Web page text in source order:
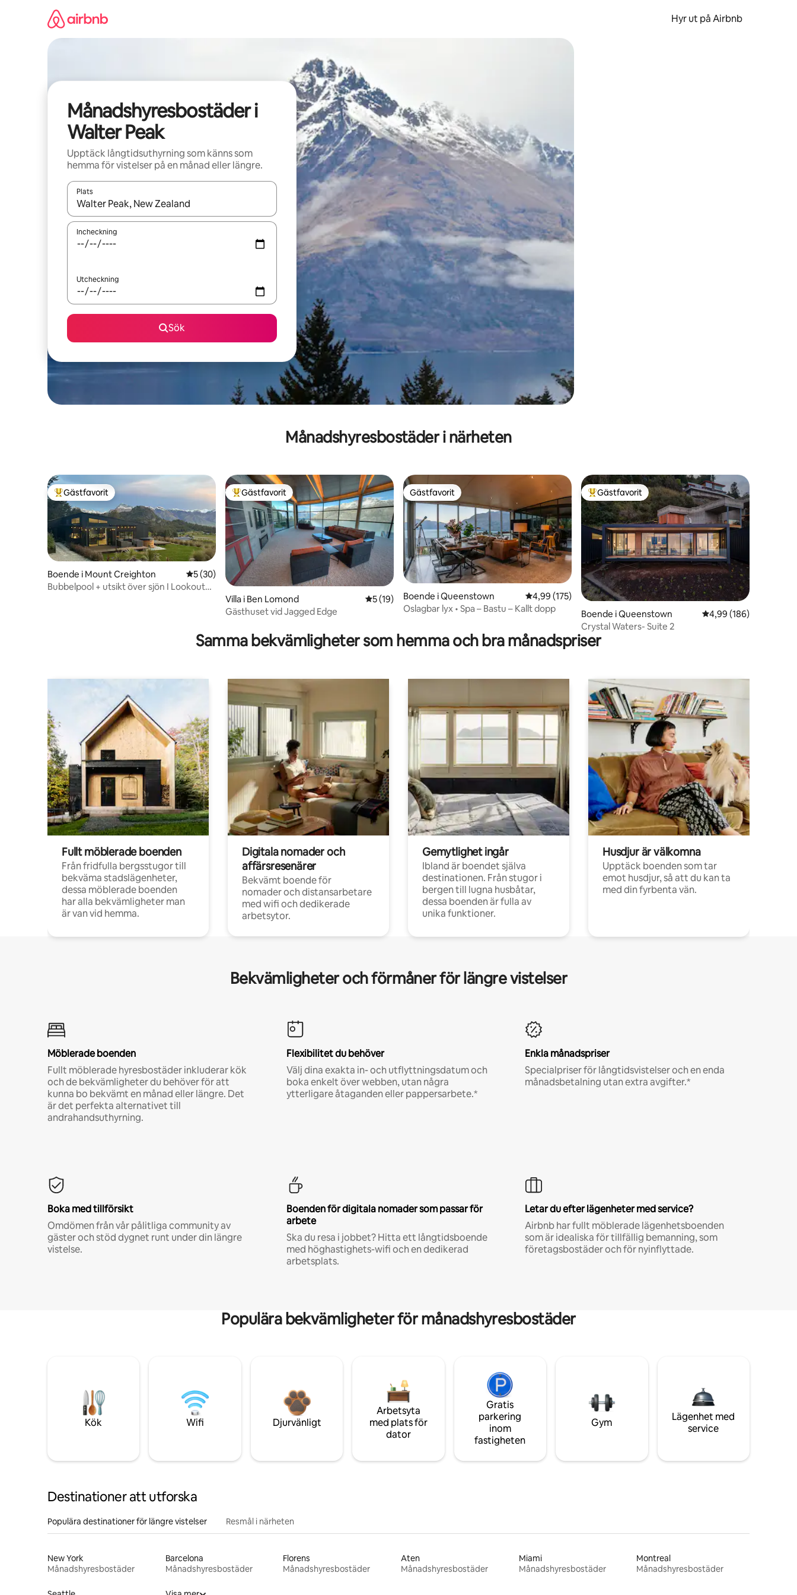
Hyr ut på Airbnb
Månadshyresbostäder i
Walter Peak
Upptäck långtidsuthyrning som känns som
hemma för vistelser på en månad eller längre.
Plats
När resultaten är tillgängliga kan du navigera med upp- och nedåtpilarna eller utforska genom att trycka eller svepa.
Incheckning
Utcheckning
Sök
Månadshyresbostäder i närheten
Populär gästfavorit
Gästfavorit
Boende i Mount Creighton 5 av 5 i genomsnittligt betyg, 30 omdömen
5 (30)
Bubbelpool + utsikt över sjön I Lookout
Populär gästfavorit
Gästfavorit
Villa i Ben Lomond 5 av 5 i genomsnittligt betyg, 19 omdömen
5 (19)
Gästhuset vid Jagged Edge
Gästfavorit
Gästfavorit
Boende i Queenstown 4,99 av 5 i genomsnittligt betyg, 175 omdömen
4,99 (175)
Oslagbar lyx • Spa – Bastu – Kallt dopp
Populär gästfavorit
Gästfavorit
Boende i Queenstown 4,99 av 5 i
4,99 (186)
Crystal Waters- Suite 2
Samma bekvämligheter som hemma och bra månadspriser
Fullt möblerade boenden
Från fridfulla bergsstugor till
bekväma stadslägenheter,
dessa möblerade boenden
har alla bekvämligheter man
är van vid hemma.
Digitala nomader och
affärsresenärer
Bekvämt boende för
nomader och distansarbetare
med wifi och dedikerade
arbetsytor.
Gemytlighet ingår
Ibland är boendet själva
destinationen. Från stugor i
bergen till lugna husbåtar,
dessa boenden är fulla av
unika funktioner.
Husdjur är välkomna
Upptäck boenden som tar
emot husdjur, så att du kan ta
med din fyrbenta vän.
Bekvämligheter och förmåner för längre vistelser
Möblerade boenden
Fullt möblerade hyresbostäder inkluderar kök
och de bekvämligheter du behöver för att
kunna bo bekvämt en månad eller längre. Det
är det perfekta alternativet till
andrahandsuthyrning.
Flexibilitet du behöver
Välj dina exakta in- och utflyttningsdatum och
boka enkelt över webben, utan några
ytterligare åtaganden eller pappersarbete.*
Enkla månadspriser
Specialpriser för långtidsvistelser och en enda
månadsbetalning utan extra avgifter.*
Boka med tillförsikt
Omdömen från vår pålitliga community av
gäster och stöd dygnet runt under din längre
vistelse.
Boenden för digitala nomader som passar för
arbete
Ska du resa i jobbet? Hitta ett långtidsboende
med höghastighets-wifi och en dedikerad
arbetsplats.
Letar du efter lägenheter med service?
Airbnb har fullt möblerade lägenhetsboenden
som är idealiska för tillfällig bemanning, som
företagsbostäder och för nyinflyttade.
Populära bekvämligheter för månadshyresbostäder
Kök Wifi Djurvänligt
Arbetsyta
med plats för
dator
Gratis
parkering
inom
fastigheten
Gym
Lägenhet med
service
Destinationer att utforska
Populära destinationer för längre vistelser Resmål i närheten
New York
Månadshyresbostäder
Barcelona
Månadshyresbostäder
Florens
Månadshyresbostäder
Aten
Månadshyresbostäder
Miami
Månadshyresbostäder
Montreal
Månadshyresbostäder